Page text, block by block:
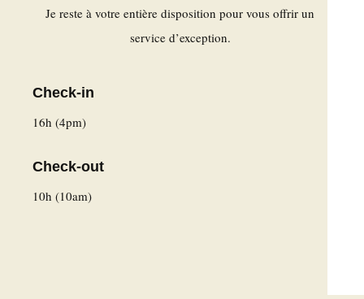
Je reste à votre entière disposition pour vous offrir un
service d’exception.
Check-in
16h (4pm)
Check-out
10h (10am)